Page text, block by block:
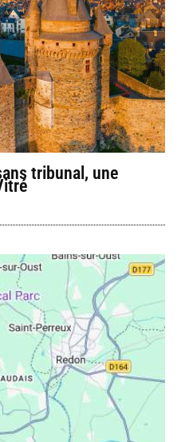
tribunal, une